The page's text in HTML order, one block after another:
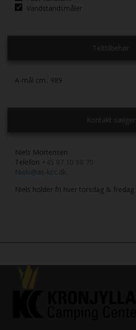
Vandstandsmåler
Telttilbehør
A-mål cm.: 989
Kontakt sælger
Niels Mortensen
Telefon +45 87 10 98 70
Niels@as-kcc.dk
Niels holder fri hver torsdag & fredag